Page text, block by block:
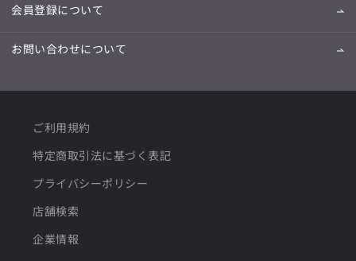
会員登録について
お問い合わせについて
ご利用規約
特定商取引法に基づく表記
プライバシーポリシー
店舗検索
企業情報